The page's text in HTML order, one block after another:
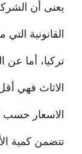
يعنى أن
القانونية
تركيا، أما عن
الاثاث فهي
الاسعار حسب
تتضمن كمية